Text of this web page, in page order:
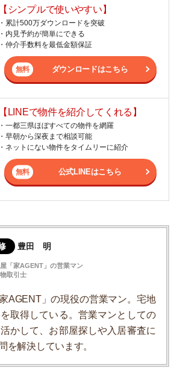
【シンプルで使いやすい】
・累計500万ダウンロードを突破
・内見予約が簡単にできる
・仲介手数料を最低金額保証
ダウンロードはこちら
【LINEで物件を紹介してくれる】
・一都三県ほぼすべての物件を網羅
・早朝から深夜まで相談可能
・ネットにない物件をタイムリーに紹介
公式LINEはこちら
豊田 明
「家AGENT」の営業マン
取引士
AGENT」の現役の営業マン。宅地
取得している。営業マンとしての
かして、お部屋探しや入居審査に
を解決しています。